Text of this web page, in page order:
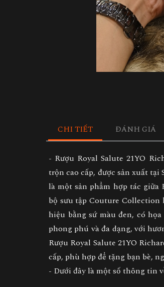
CHI TIẾT ĐÁNH GIÁ
- Rượu Royal Salute 21YO
trộn cao cấp, được sản xuất
là một sản phẩm hợp tác
bộ sưu tập Couture
hiệu bằng sứ màu đen, có
phong phú và đa dạng, với
Rượu Royal Salute 21YO
cấp, phù hợp để tặng bạn bè,
- Dưới đây là một số thông tin